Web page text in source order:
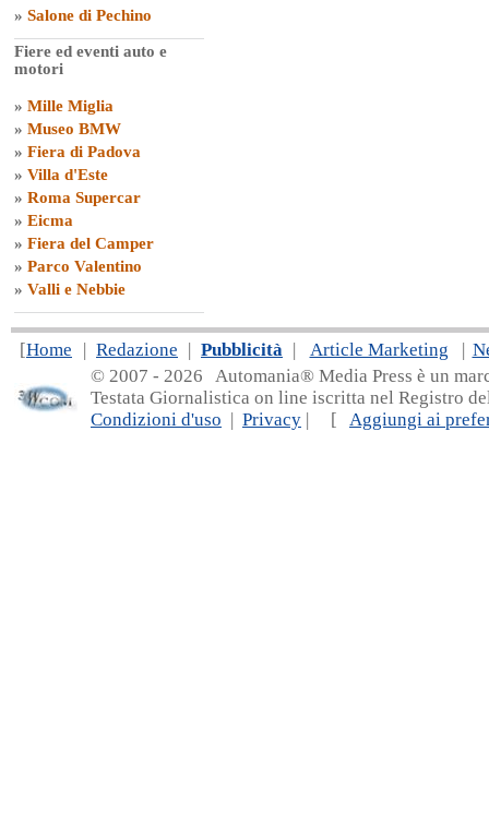
» Salone di Pechino
Fiere ed eventi auto e
motori
» Mille Miglia
» Museo BMW
» Fiera di Padova
» Villa d'Este
» Roma Supercar
» Eicma
» Fiera del Camper
» Parco Valentino
» Valli e Nebbie
[Home | Redazione | Pubblicità | Article Marketing |
© 2007 - 2026 Automania® Media Press è un
Testata Giornalistica on line iscritta nel Registro
Condizioni d'uso | Privacy | [ Aggiungi ai